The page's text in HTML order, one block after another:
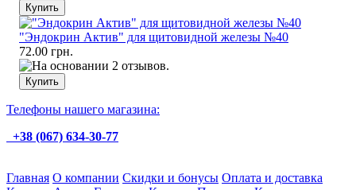
"Эндокрин Актив" для щитовидной железы №40
72.00 грн.
Телефоны нашего магазина:
+38 (067) 634-30-77
Главная О компании Скидки и бонусы Оплата и доставка